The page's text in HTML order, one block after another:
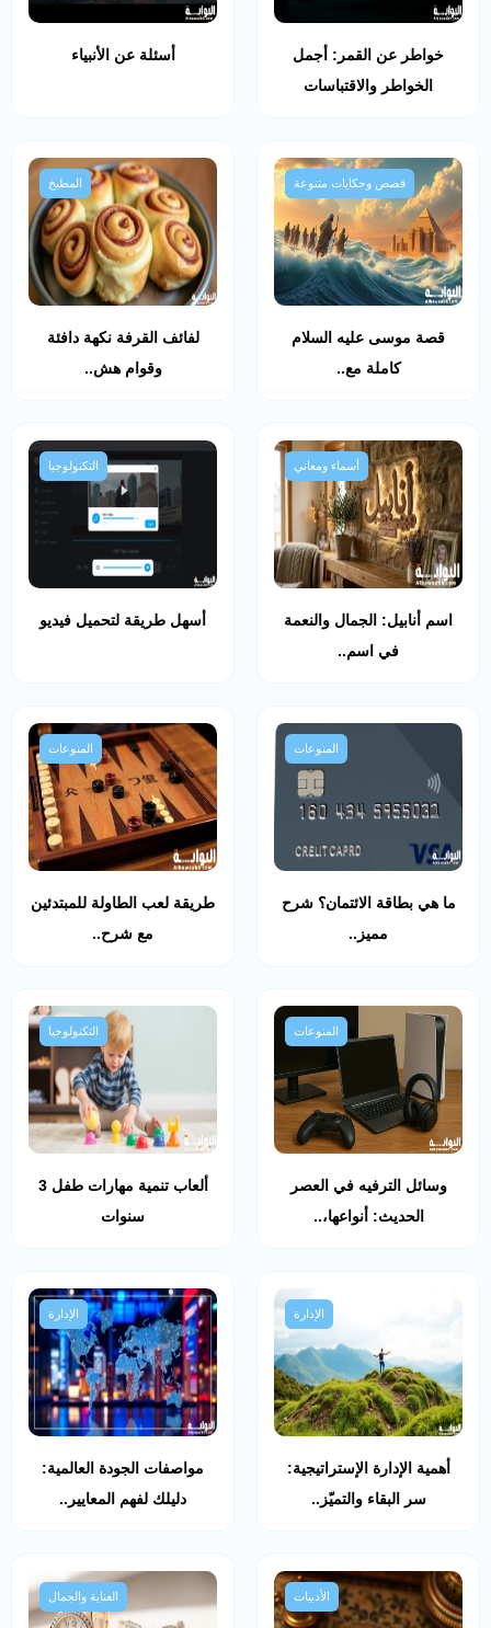
خواطر عن القمر: أجمل
الخواطر والاقتباسات
أسئلة عن الأنبياء
قصص وحكايات متنوعة
قصة موسى عليه السلام
كاملة مع..
المطبخ
لفائف القرفة نكهة دافئة
وقوام هش..
أسماء ومعاني
اسم أنابيل: الجمال والنعمة
في اسم..
التكنولوجيا
أسهل طريقة لتحميل فيديو
المنوعات
ما هي بطاقة الائتمان؟ شرح
مميز..
المنوعات
طريقة لعب الطاولة للمبتدئين
مع شرح..
المنوعات
وسائل الترفيه في العصر
الحديث: أنواعها،..
التكنولوجيا
ألعاب تنمية مهارات طفل 3
سنوات
الإدارة
أهمية الإدارة الإستراتيجية:
سر البقاء والتميّز..
الإدارة
مواصفات الجودة العالمية:
دليلك لفهم المعايير..
الأدبيات العناية والجمال